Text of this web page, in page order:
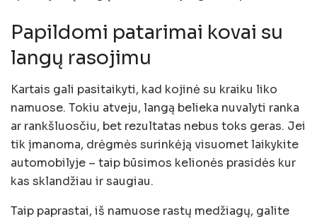
Papildomi patarimai kovai su
langų rasojimu
Kartais gali pasitaikyti, kad kojinė su kraiku liko
namuose. Tokiu atveju, langą belieka nuvalyti ranka
ar rankšluosčiu, bet rezultatas nebus toks geras. Jei
tik įmanoma, drėgmės surinkėją visuomet laikykite
automobilyje – taip būsimos kelionės prasidės kur
kas sklandžiau ir saugiau.
Taip paprastai, iš namuose rastų medžiagų, galite